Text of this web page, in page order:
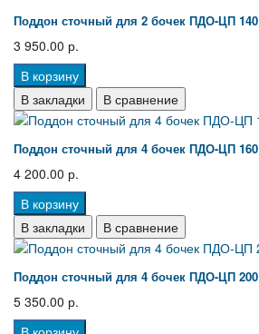
Поддон сточный для 2 бочек ПДО-ЦП 140
3 950.00 р.
В корзину
В закладки
В сравнение
Поддон сточный для 4 бочек ПДО-ЦП 160
4 200.00 р.
В корзину
В закладки
В сравнение
Поддон сточный для 4 бочек ПДО-ЦП 200
5 350.00 р.